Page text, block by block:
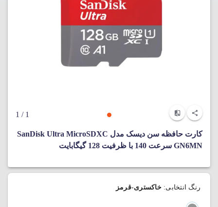
1
/ 1
کارت حافظه سن دیسک مدل SanDisk Ultra MicroSDXC
GN6MN سرعت 140 با ظرفیت 128 گیگابایت
رنگ انتخابی:خاکستری-قرمز